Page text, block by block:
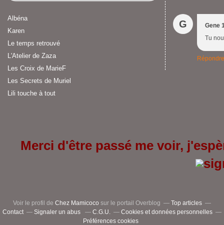
Albéna
Karen
Le temps retrouvé
L'Atelier de Zaza
Les Croix de MarieF
Les Secrets de Muriel
Lili touche à tout
G
Gene
Tu
Répondre
Merci d'être passé me voir,
Voir le profil de Chez Mamicoco sur le portail Overblog
Top articles
Contact
Signaler un abus C.G.U.
Cookies et données personnelles
Préférences cookies